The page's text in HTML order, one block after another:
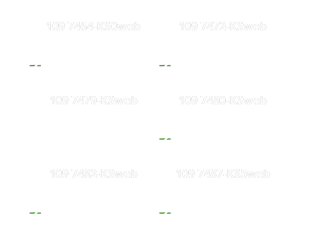
109 7464-KS0web 109 7472-KSweb
109 7479-KSweb 109 7480-KSweb
109 7482-KSweb 109 7487-KS5web